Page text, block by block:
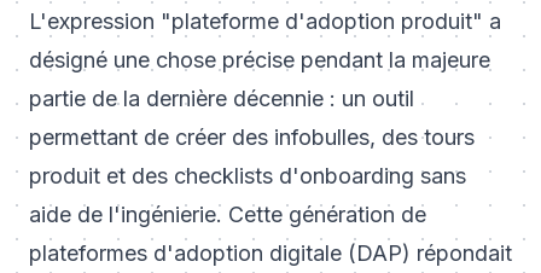
L'expression "plateforme d'adoption produit" a
désigné une chose précise pendant la majeure
partie de la dernière décennie : un outil
permettant de créer des infobulles, des tours
produit et des checklists d'onboarding sans
aide de l'ingénierie. Cette génération de
plateformes d'adoption digitale (DAP) répondait